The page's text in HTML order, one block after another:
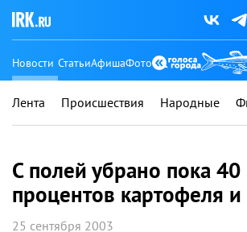
Новости СтатьиАфишаФото
Лента Происшествия Народные
С полей убрано пока 40
процентов картофеля
25 сентября 2003